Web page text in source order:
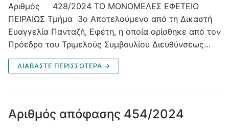
Αριθμός 428/2024 ΤΟ ΜΟΝΟΜΕΛΕΣ ΕΦΕΤΕΙΟ
ΠΕΙΡΑΙΩΣ Τμήμα 3ο Αποτελούμενο από τη Δικαστή
Ευαγγελία Πανταζή, Εφέτη, η οποία ορίσθηκε από τον
Πρόεδρο του Τριμελούς Συμβουλίου Διευθύνσεως…
ΔΙΑΒΑΣΤΕ ΠΕΡΙΣΣΟΤΕΡΑ →
Αριθμός απόφασης 454/2024